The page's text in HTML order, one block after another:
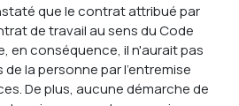
que le contrat attribué par
de travail au sens du Code
en conséquence, il n'aurait pas
la personne par l’entremise
De plus, aucune démarche de